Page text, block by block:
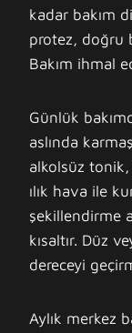
kadar bakım
protez, doğru
Bakım ihmal
Günlük
aslında
alkolsüz tonik,
ılık hava ile
şekillendirme
kısaltır. Düz
dereceyi
Aylık merkez